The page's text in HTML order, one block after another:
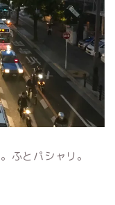
ふとパシャリ。